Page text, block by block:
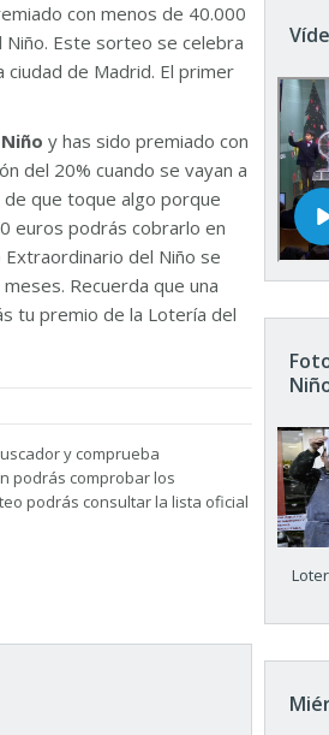
con menos de 40.000
Este sorteo se celebra
de Madrid. El primer
y has sido premiado con
del 20% cuando se vayan a
que toque algo porque
euros podrás cobrarlo en
del Niño se
Recuerda que una
tu premio de la Lotería del
y comprueba
podrás comprobar los
podrás consultar la lista oficial